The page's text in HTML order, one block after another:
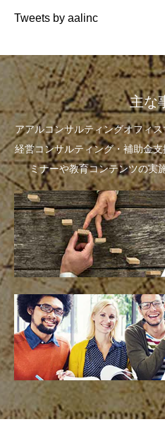
Tweets by aalinc
主な
アアルコンサルティングオフィ
経営コンサルティング・補助金
ミナーや教育コンテンツの実